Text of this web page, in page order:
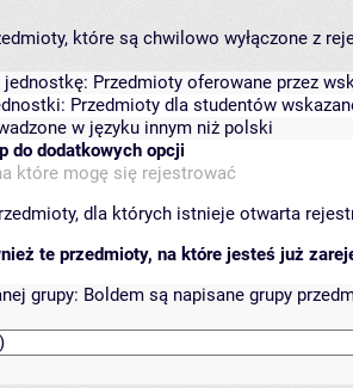
które są chwilowo wyłączone z
jednostkę: Przedmioty oferowane przez
Przedmioty dla studentów
w języku innym niż polski
do dodatkowych opcji
które mogę się rejestrować
dla których istnieje otwarta
te przedmioty, na które jesteś już
grupy: Boldem są napisane grupy